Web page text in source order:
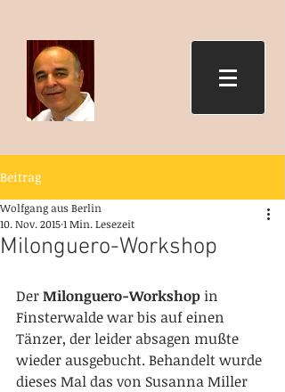
Beitrag
Milonguero-Workshop
Wolfgang aus Berlin
10. Nov. 20151 Min. Lesezeit
Der Milonguero-Workshop in
Finsterwalde war bis auf einen
Tänzer, der leider absagen mußte
wieder ausgebucht. Behandelt wurde
dieses Mal das von Susanna Miller